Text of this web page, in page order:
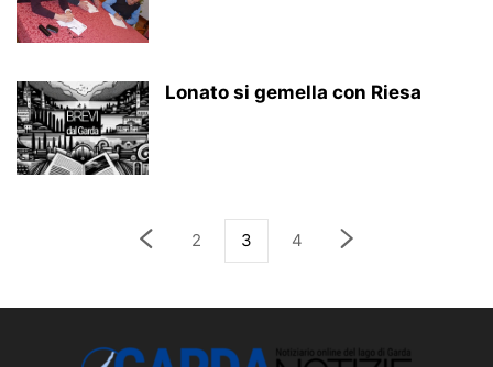
Lonato si gemella con Riesa
2 3 4